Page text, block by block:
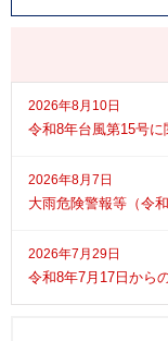
2026年8月10日
令和8年台風第15号に
2026年8月7日
大雨危険警報等（令
2026年7月29日
令和8年7月17日から